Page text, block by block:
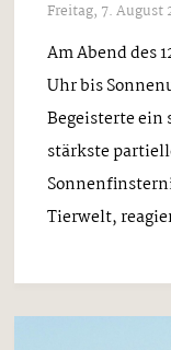
Freitag, 7. August
Am Abend des
Uhr bis
Begeisterte ein
stärkste
Tierwelt,